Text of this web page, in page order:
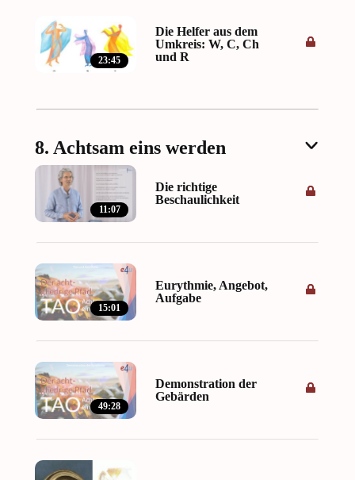
23:45
Die Helfer aus dem
Umkreis: W, C, Ch
und R
8. Achtsam eins werden
11:07
Die richtige
Beschaulichkeit
15:01
Eurythmie, Angebot,
Aufgabe
49:28
Demonstration der
Gebärden